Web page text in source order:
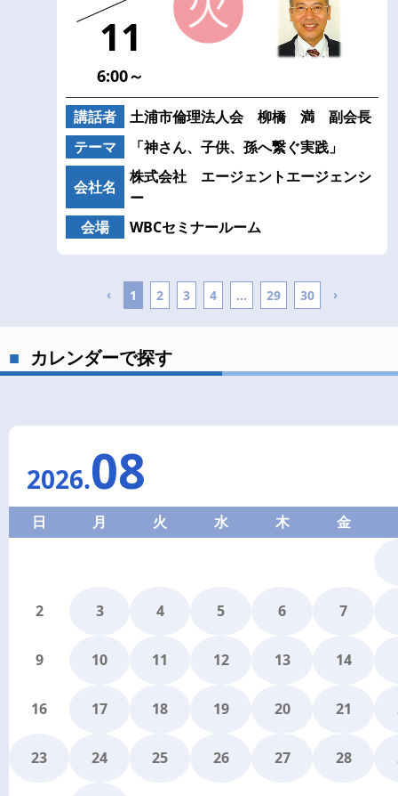
11
6:00～
講話者
土浦市倫理法人会 柳橋 満 副会長
テーマ
「神さん、子供、孫へ繋ぐ実践」
会社名
株式会社 エージェントエージェンシ
ー
会場
WBCセミナールーム
‹ 1 2 3 4 ... 29 30 ›
カレンダーで探す
2026.08
日 月 火 水 木 金
2 3 4 5 6 7
9 10 11 12 13 14
16 17 18 19 20 21
23 24 25 26 27 28